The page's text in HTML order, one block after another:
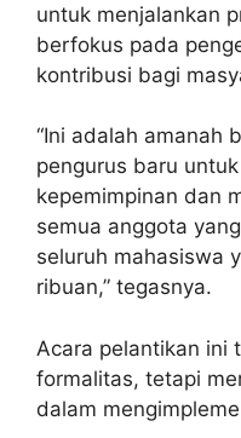
untuk menjalankan
berfokus pada
kontribusi bagi
“Ini adalah amanah
pengurus baru
kepemimpinan dan
semua anggota
seluruh mahasiswa
ribuan,” tegasnya.
Acara pelantikan ini
formalitas, tetapi
dalam